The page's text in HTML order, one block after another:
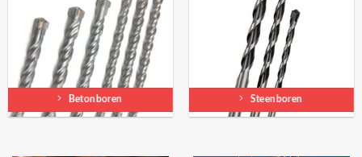
Betonboren Steenboren